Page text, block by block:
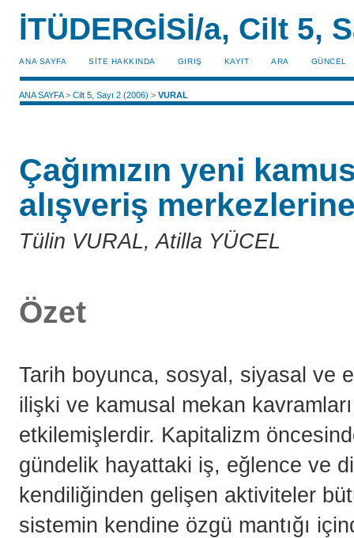
İTÜDERGİSİ/a, Cilt 5,
ANA SAYFA SİTE HAKKINDA GIRIŞ KAYIT ARA GÜNCEL
ANA SAYFA>Cilt 5, Sayı 2 (2006) >VURAL
Çağımızın yeni
alışveriş
Tülin VURAL, Atilla YÜCEL
Özet
Tarih boyunca, sosyal, siyasal ve
ilişki ve kamusal mekan
etkilemişlerdir. Kapitalizm
gündelik hayattaki iş, eğlence ve
kendiliğinden gelişen aktiviteler
sistemin kendine özgü mantığı